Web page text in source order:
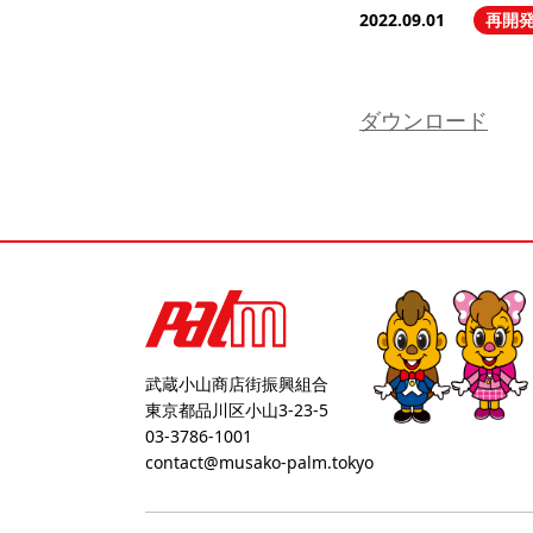
2022.09.01 再開
ダウンロード
武蔵小山商店街振興組合
東京都品川区小山3-23-5
03-3786-1001
contact@musako-palm.tokyo